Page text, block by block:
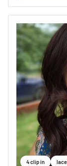
4 clip in